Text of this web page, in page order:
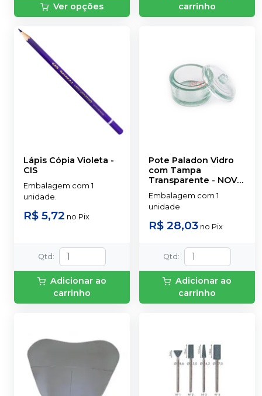
Ver opções
carrinho
Lápis Cópia Violeta -
CIS
Embalagem com 1
unidade.
R$ 5,72 no Pix
Qtd :
Adicionar ao
carrinho
Pote Paladon Vidro
com Tampa
Transparente - NOVA
OGP
Embalagem com 1
unidade
R$ 28,03 no Pix
Qtd :
Adicionar ao
carrinho